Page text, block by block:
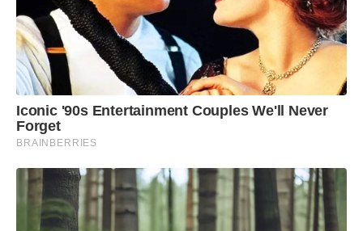
Iconic '90s Entertainment Couples We'll Never
Forget
BRAINBERRIES